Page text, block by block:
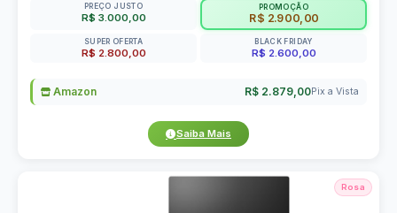
PREÇO JUSTO
R$ 3.000,00
PROMOÇÃO
R$ 2.900,00
SUPER OFERTA
R$ 2.800,00
BLACK FRIDAY
R$ 2.600,00
Amazon R$ 2.879,00Pix a Vista
Saiba Mais
Rosa